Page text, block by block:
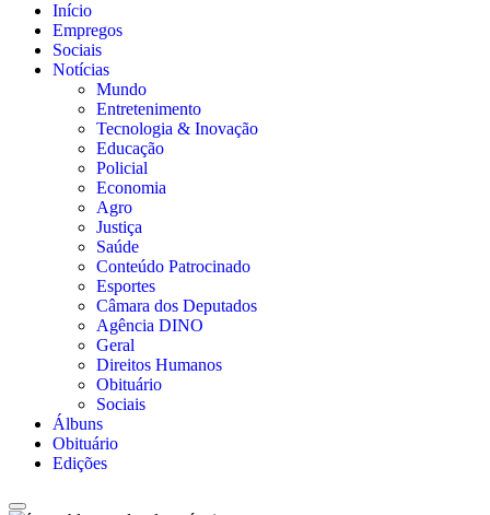
Início
Empregos
Sociais
Notícias
Mundo
Entretenimento
Tecnologia & Inovação
Educação
Policial
Economia
Agro
Justiça
Saúde
Conteúdo Patrocinado
Esportes
Câmara dos Deputados
Agência DINO
Geral
Direitos Humanos
Obituário
Sociais
Álbuns
Obituário
Edições